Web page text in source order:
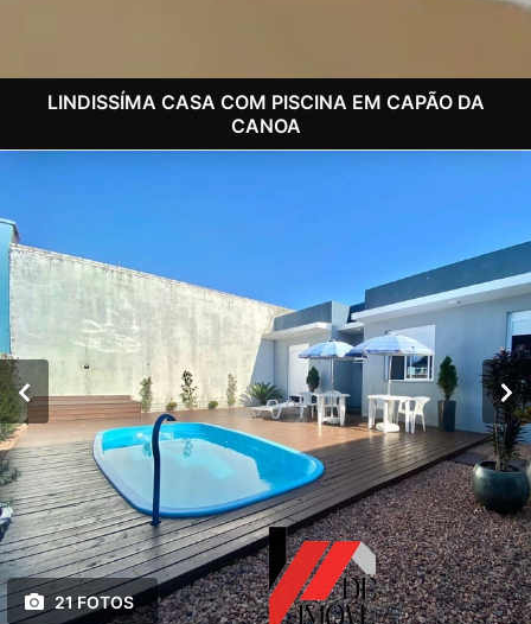
LINDISSÍMA CASA COM PISCINA EM CAPÃO DA
CANOA
21 FOTOS